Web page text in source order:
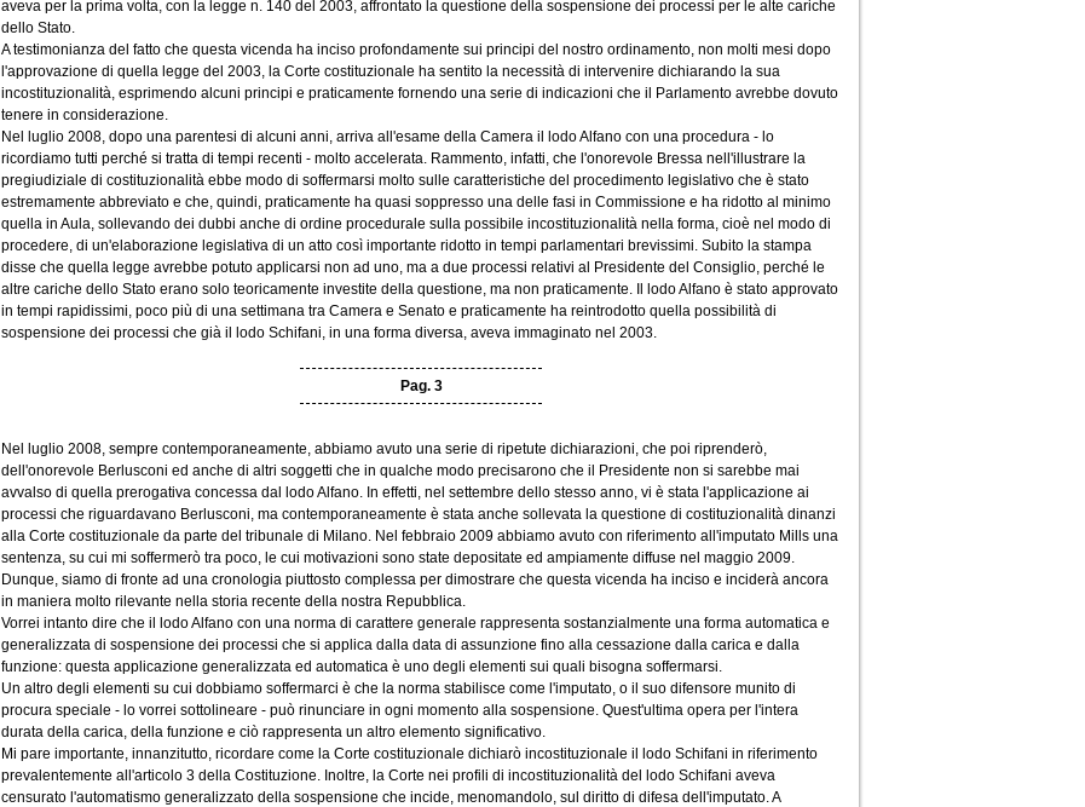
aveva per la prima volta, con la legge n. 140 del 2003, affrontato la questione della sospensione dei processi per le alte cariche
dello Stato.
A testimonianza del fatto che questa vicenda ha inciso profondamente sui principi del nostro ordinamento, non molti mesi dopo
l'approvazione di quella legge del 2003, la Corte costituzionale ha sentito la necessità di intervenire dichiarando la sua
incostituzionalità, esprimendo alcuni principi e praticamente fornendo una serie di indicazioni che il Parlamento avrebbe dovuto
tenere in considerazione.
Nel luglio 2008, dopo una parentesi di alcuni anni, arriva all'esame della Camera il lodo Alfano con una procedura - lo
ricordiamo tutti perché si tratta di tempi recenti - molto accelerata. Rammento, infatti, che l'onorevole Bressa nell'illustrare la
pregiudiziale di costituzionalità ebbe modo di soffermarsi molto sulle caratteristiche del procedimento legislativo che è stato
estremamente abbreviato e che, quindi, praticamente ha quasi soppresso una delle fasi in Commissione e ha ridotto al minimo
quella in Aula, sollevando dei dubbi anche di ordine procedurale sulla possibile incostituzionalità nella forma, cioè nel modo di
procedere, di un'elaborazione legislativa di un atto così importante ridotto in tempi parlamentari brevissimi. Subito la stampa
disse che quella legge avrebbe potuto applicarsi non ad uno, ma a due processi relativi al Presidente del Consiglio, perché le
altre cariche dello Stato erano solo teoricamente investite della questione, ma non praticamente. Il lodo Alfano è stato approvato
in tempi rapidissimi, poco più di una settimana tra Camera e Senato e praticamente ha reintrodotto quella possibilità di
sospensione dei processi che già il lodo Schifani, in una forma diversa, aveva immaginato nel 2003.
Pag. 3
Nel luglio 2008, sempre contemporaneamente, abbiamo avuto una serie di ripetute dichiarazioni, che poi riprenderò,
dell'onorevole Berlusconi ed anche di altri soggetti che in qualche modo precisarono che il Presidente non si sarebbe mai
avvalso di quella prerogativa concessa dal lodo Alfano. In effetti, nel settembre dello stesso anno, vi è stata l'applicazione ai
processi che riguardavano Berlusconi, ma contemporaneamente è stata anche sollevata la questione di costituzionalità dinanzi
alla Corte costituzionale da parte del tribunale di Milano. Nel febbraio 2009 abbiamo avuto con riferimento all'imputato Mills una
sentenza, su cui mi soffermerò tra poco, le cui motivazioni sono state depositate ed ampiamente diffuse nel maggio 2009.
Dunque, siamo di fronte ad una cronologia piuttosto complessa per dimostrare che questa vicenda ha inciso e inciderà ancora
in maniera molto rilevante nella storia recente della nostra Repubblica.
Vorrei intanto dire che il lodo Alfano con una norma di carattere generale rappresenta sostanzialmente una forma automatica e
generalizzata di sospensione dei processi che si applica dalla data di assunzione fino alla cessazione dalla carica e dalla
funzione: questa applicazione generalizzata ed automatica è uno degli elementi sui quali bisogna soffermarsi.
Un altro degli elementi su cui dobbiamo soffermarci è che la norma stabilisce come l'imputato, o il suo difensore munito di
procura speciale - lo vorrei sottolineare - può rinunciare in ogni momento alla sospensione. Quest'ultima opera per l'intera
durata della carica, della funzione e ciò rappresenta un altro elemento significativo.
Mi pare importante, innanzitutto, ricordare come la Corte costituzionale dichiarò incostituzionale il lodo Schifani in riferimento
prevalentemente all'articolo 3 della Costituzione. Inoltre, la Corte nei profili di incostituzionalità del lodo Schifani aveva
censurato l'automatismo generalizzato della sospensione che incide, menomandolo, sul diritto di difesa dell'imputato. A